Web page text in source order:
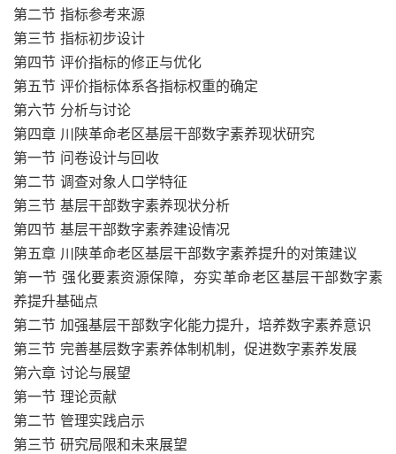
第二节 指标参考来源
第三节 指标初步设计
第四节 评价指标的修正与优化
第五节 评价指标体系各指标权重的确定
第六节 分析与讨论
第四章 川陕革命老区基层干部数字素养现状研究
第一节 问卷设计与回收
第二节 调查对象人口学特征
第三节 基层干部数字素养现状分析
第四节 基层干部数字素养建设情况
第五章 川陕革命老区基层干部数字素养提升的对策建议
第一节 强化要素资源保障，夯实革命老区基层干部数字素
养提升基础点
第二节 加强基层干部数字化能力提升，培养数字素养意识
第三节 完善基层数字素养体制机制，促进数字素养发展
第六章 讨论与展望
第一节 理论贡献
第二节 管理实践启示
第三节 研究局限和未来展望